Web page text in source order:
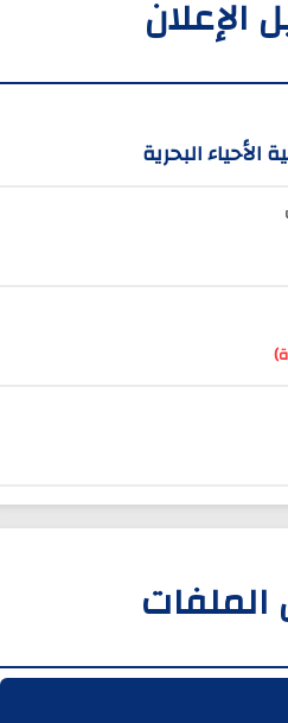
الإعلان
البحرية